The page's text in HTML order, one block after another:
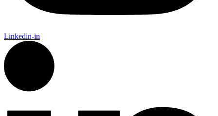
Linkedin-in